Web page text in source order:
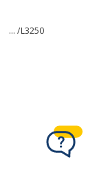
... /L3250